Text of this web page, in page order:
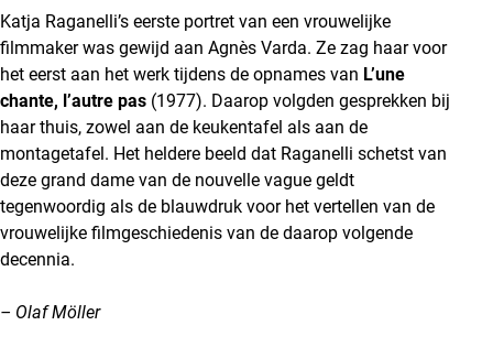
Katja Raganelli’s eerste portret van een vrouwelijke
filmmaker was gewijd aan Agnès Varda. Ze zag haar voor
het eerst aan het werk tijdens de opnames van L’une
chante, l’autre pas (1977). Daarop volgden gesprekken bij
haar thuis, zowel aan de keukentafel als aan de
montagetafel. Het heldere beeld dat Raganelli schetst van
deze grand dame van de nouvelle vague geldt
tegenwoordig als de blauwdruk voor het vertellen van de
vrouwelijke filmgeschiedenis van de daarop volgende
decennia.
– Olaf Möller